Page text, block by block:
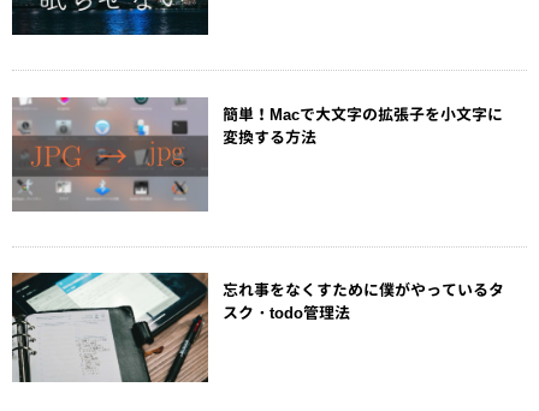
簡単！Macで大文字の拡張子を小文字に
変換する方法
忘れ事をなくすために僕がやっているタ
スク・todo管理法